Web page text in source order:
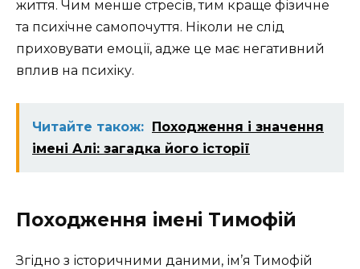
життя. Чим менше стресів, тим краще фізичне
та психічне самопочуття. Ніколи не слід
приховувати емоції, адже це має негативний
вплив на психіку.
Читайте також: Походження і значення
імені Алі: загадка його історії
Походження імені Тимофій
Згідно з історичними даними, ім’я Тимофій